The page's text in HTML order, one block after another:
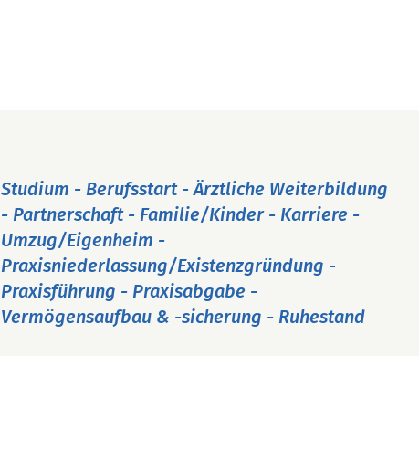
Studium - Berufsstart - Ärztliche Weiterbildung
- Partnerschaft - Familie/Kinder - Karriere -
Umzug/Eigenheim -
Praxisniederlassung/Existenzgründung -
Praxisführung - Praxisabgabe -
Vermögensaufbau & -sicherung - Ruhestand